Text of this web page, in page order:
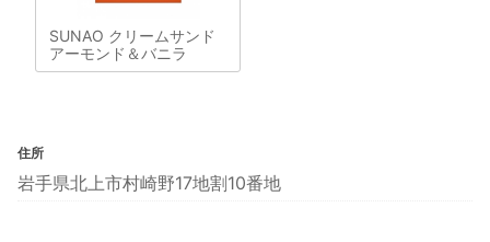
SUNAO クリームサンド
アーモンド＆バニラ
住所
岩手県北上市村崎野17地割10番地